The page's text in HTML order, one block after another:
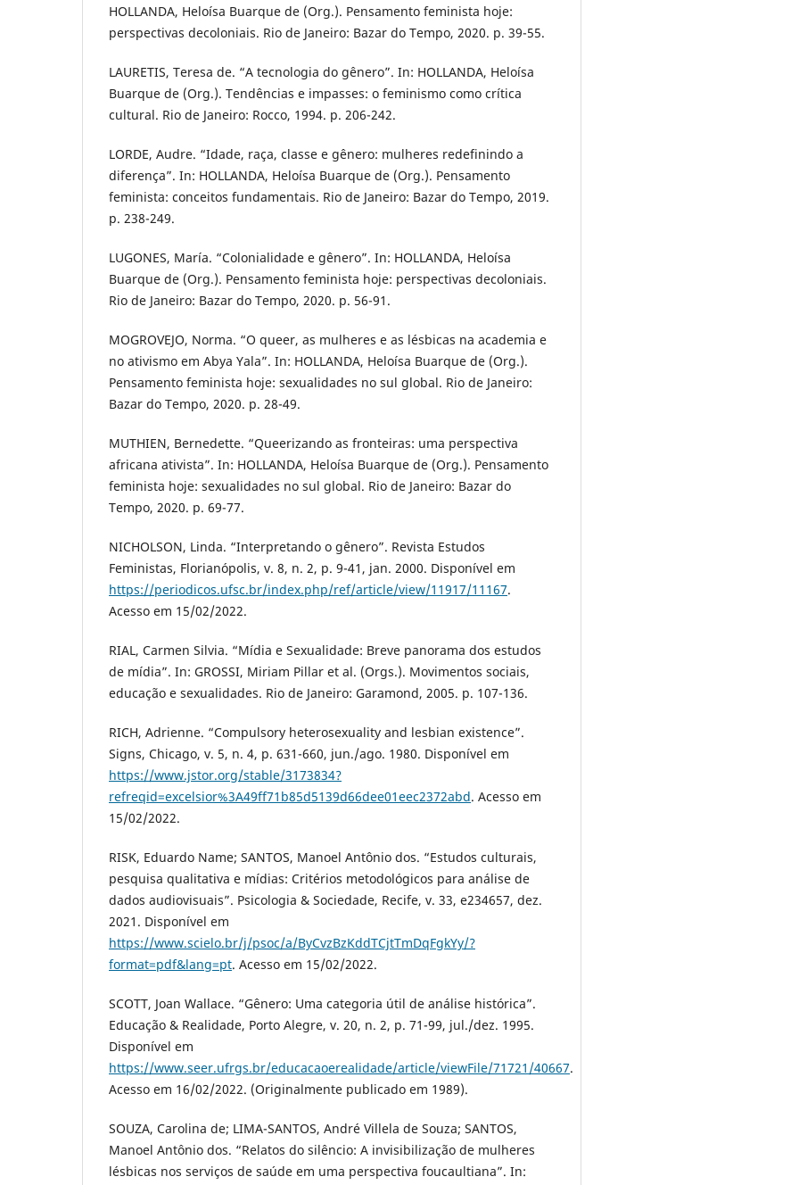
HOLLANDA, Heloísa Buarque de (Org.). Pensamento feminista hoje:
perspectivas decoloniais. Rio de Janeiro: Bazar do Tempo, 2020. p. 39-55.
LAURETIS, Teresa de. “A tecnologia do gênero”. In: HOLLANDA, Heloísa
Buarque de (Org.). Tendências e impasses: o feminismo como crítica
cultural. Rio de Janeiro: Rocco, 1994. p. 206-242.
LORDE, Audre. “Idade, raça, classe e gênero: mulheres redefinindo a
diferença”. In: HOLLANDA, Heloísa Buarque de (Org.). Pensamento
feminista: conceitos fundamentais. Rio de Janeiro: Bazar do Tempo, 2019.
p. 238-249.
LUGONES, María. “Colonialidade e gênero”. In: HOLLANDA, Heloísa
Buarque de (Org.). Pensamento feminista hoje: perspectivas decoloniais.
Rio de Janeiro: Bazar do Tempo, 2020. p. 56-91.
MOGROVEJO, Norma. “O queer, as mulheres e as lésbicas na academia e
no ativismo em Abya Yala”. In: HOLLANDA, Heloísa Buarque de (Org.).
Pensamento feminista hoje: sexualidades no sul global. Rio de Janeiro:
Bazar do Tempo, 2020. p. 28-49.
MUTHIEN, Bernedette. “Queerizando as fronteiras: uma perspectiva
africana ativista”. In: HOLLANDA, Heloísa Buarque de (Org.). Pensamento
feminista hoje: sexualidades no sul global. Rio de Janeiro: Bazar do
Tempo, 2020. p. 69-77.
NICHOLSON, Linda. “Interpretando o gênero”. Revista Estudos
Feministas, Florianópolis, v. 8, n. 2, p. 9-41, jan. 2000. Disponível em
https://periodicos.ufsc.br/index.php/ref/article/view/11917/11167.
Acesso em 15/02/2022.
RIAL, Carmen Silvia. “Mídia e Sexualidade: Breve panorama dos estudos
de mídia”. In: GROSSI, Miriam Pillar et al. (Orgs.). Movimentos sociais,
educação e sexualidades. Rio de Janeiro: Garamond, 2005. p. 107-136.
RICH, Adrienne. “Compulsory heterosexuality and lesbian existence”.
Signs, Chicago, v. 5, n. 4, p. 631-660, jun./ago. 1980. Disponível em
https://www.jstor.org/stable/3173834?
refreqid=excelsior%3A49ff71b85d5139d66dee01eec2372abd. Acesso em
15/02/2022.
RISK, Eduardo Name; SANTOS, Manoel Antônio dos. “Estudos culturais,
pesquisa qualitativa e mídias: Critérios metodológicos para análise de
dados audiovisuais”. Psicologia & Sociedade, Recife, v. 33, e234657, dez.
2021. Disponível em
https://www.scielo.br/j/psoc/a/ByCvzBzKddTCjtTmDqFgkYy/?
format=pdf&lang=pt. Acesso em 15/02/2022.
SCOTT, Joan Wallace. “Gênero: Uma categoria útil de análise histórica”.
Educação & Realidade, Porto Alegre, v. 20, n. 2, p. 71-99, jul./dez. 1995.
Disponível em
https://www.seer.ufrgs.br/educacaoerealidade/article/viewFile/71721/40667.
Acesso em 16/02/2022. (Originalmente publicado em 1989).
SOUZA, Carolina de; LIMA-SANTOS, André Villela de Souza; SANTOS,
Manoel Antônio dos. “Relatos do silêncio: A invisibilização de mulheres
lésbicas nos serviços de saúde em uma perspectiva foucaultiana”. In: